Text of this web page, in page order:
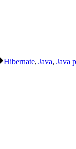
Schlagwörter:
Hibernate, Java, Java